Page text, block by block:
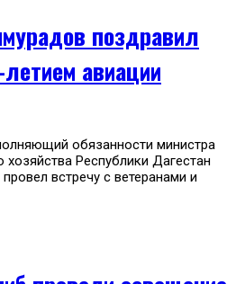
поздравил
авиации
обязанности министра
Республики Дагестан
встречу с ветеранами и